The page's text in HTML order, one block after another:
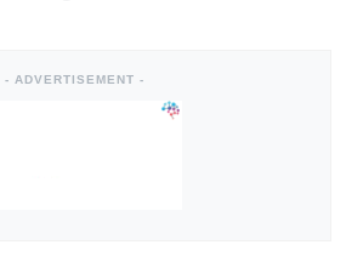
- ADVERTISEMENT -